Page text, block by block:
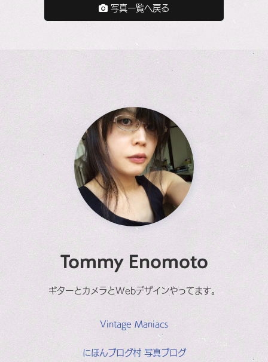
写真一覧へ戻る
Tommy Enomoto
ギターとカメラとWebデザインやってます。
Vintage Maniacs
にほんブログ村 写真ブログ